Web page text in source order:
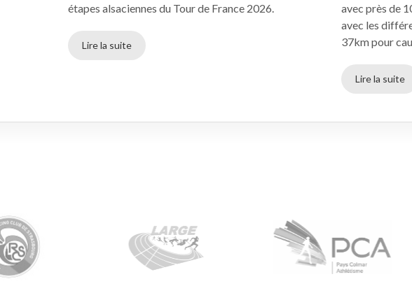
étapes alsaciennes du Tour de France 2026.
Lire la suite
avec près de
avec les
37km pour
Lire la suite